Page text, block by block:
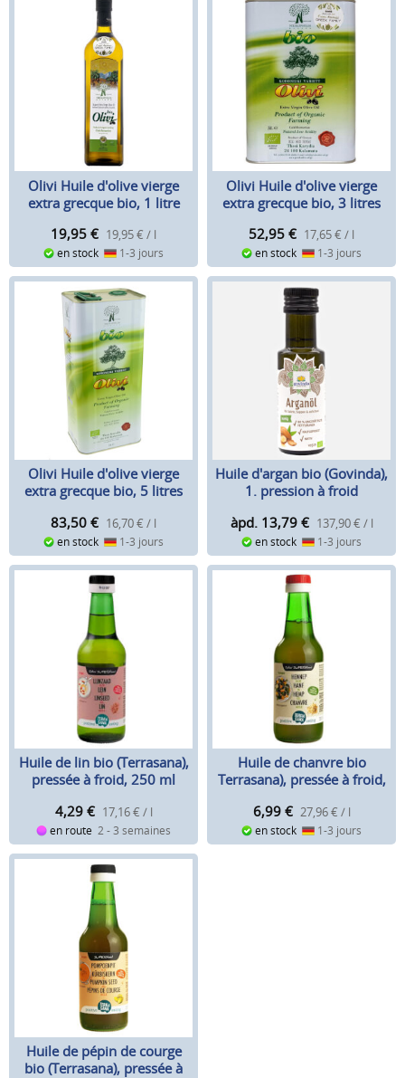
Olivi Huile d'olive vierge
extra grecque bio, 1 litre
19,95 € 19,95 € / l
en stock 1-3 jours
Olivi Huile d'olive vierge
extra grecque bio, 3 litres
52,95 € 17,65 € / l
en stock 1-3 jours
Olivi Huile d'olive vierge
extra grecque bio, 5 litres
83,50 € 16,70 € / l
en stock 1-3 jours
Huile d'argan bio (Govinda),
1. pression à froid
àpd. 13,79 € 137,90 € / l
en stock 1-3 jours
Huile de lin bio (Terrasana),
pressée à froid, 250 ml
4,29 € 17,16 € / l
en route 2 - 3 semaines
Huile de chanvre bio
Terrasana), pressée à froid,
6,99 € 27,96 € / l
en stock 1-3 jours
Huile de pépin de courge
bio (Terrasana), pressée à